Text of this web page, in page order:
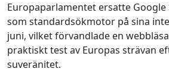
Europaparlamentet ersatte Google
som standard­sökmotor på sina
juni, vilket förvandlade en
praktiskt test av Europas strävan
suveränitet.